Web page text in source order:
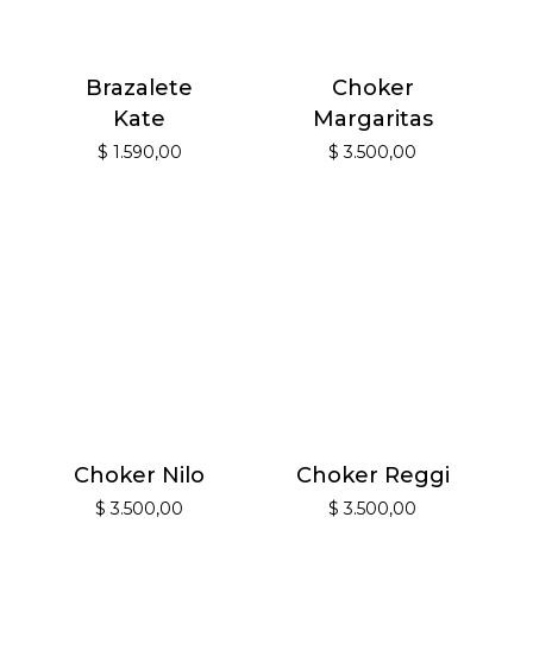
Brazalete
Kate
$ 1.590,00
Choker
Margaritas
$ 3.500,00
Choker Nilo
$ 3.500,00
Choker Reggi
$ 3.500,00